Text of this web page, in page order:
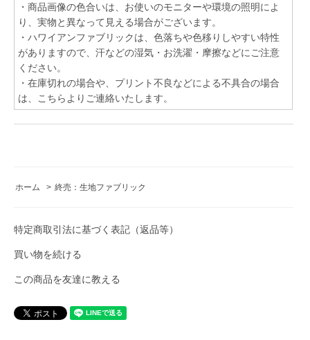
・商品画像の色合いは、お使いのモニターや環境の照明によ
り、実物と異なって見える場合がございます。
・ハワイアンファブリックは、色落ちや色移りしやすい特性
がありますので、汗などの湿気・お洗濯・摩擦などにご注意
ください。
・在庫切れの場合や、プリント不良などによる不具合の場合
は、こちらよりご連絡いたします。
ホーム > 終売：生地ファブリック
特定商取引法に基づく表記（返品等）
買い物を続ける
この商品を友達に教える